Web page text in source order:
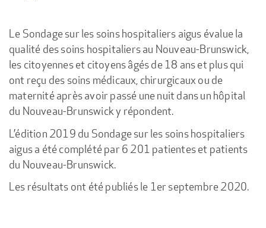
Le Sondage sur les soins hospitaliers aigus évalue la
qualité des soins hospitaliers au Nouveau-Brunswick,
les citoyennes et citoyens âgés de 18 ans et plus qui
ont reçu des soins médicaux, chirurgicaux ou de
maternité après avoir passé une nuit dans un hôpital
du Nouveau-Brunswick y répondent.
L’édition 2019 du Sondage sur les soins hospitaliers
aigus a été complété par 6 201 patientes et patients
du Nouveau-Brunswick.
Les résultats ont été publiés le 1er septembre 2020.